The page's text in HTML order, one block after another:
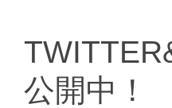
公開中！